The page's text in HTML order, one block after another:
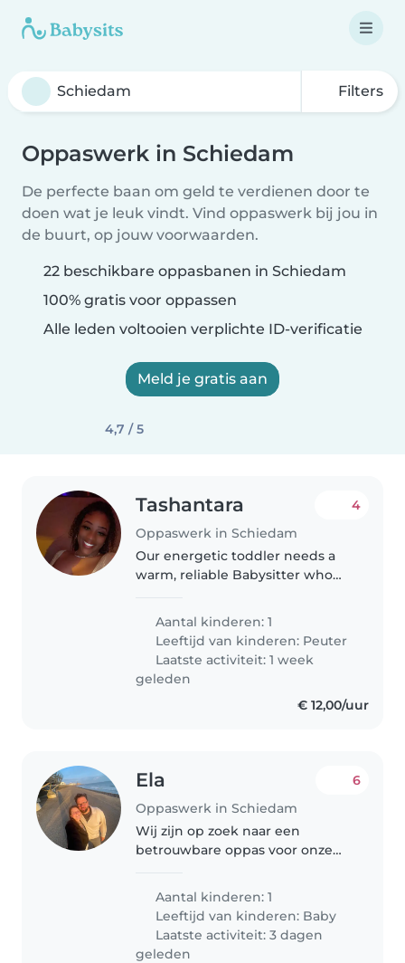
Filters
Oppaswerk in Schiedam
De perfecte baan om geld te verdienen door te
doen wat je leuk vindt. Vind oppaswerk bij jou in
de buurt, op jouw voorwaarden.
22 beschikbare oppasbanen in Schiedam
100% gratis voor oppassen
Alle leden voltooien verplichte ID-verificatie
Meld je gratis aan
4,7 / 5
Tashantara
Oppaswerk in Schiedam
4
Our energetic toddler needs a
warm, reliable Babysitter who
speaking preferred for seamless
interaction. Ideal candidate will
bring calm energy and patience.
Aantal kinderen: 1
Leeftijd van kinderen: Peuter
Laatste activiteit: 1 week
geleden
€ 12,00/uur
Ela
Oppaswerk in Schiedam
6
Wij zijn op zoek naar een
betrouwbare oppas voor onze
Ervaring met baby's vinden we
wel belangrijk. Wij zijn een gezin
met twee..
Aantal kinderen: 1
Leeftijd van kinderen: Baby
Laatste activiteit: 3 dagen
geleden